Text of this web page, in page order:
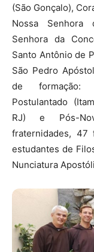
(São Gonçalo),
Nossa Senhora
Senhora da
Santo Antônio de
São Pedro
de formação:
Postulantado
RJ) e Pós-
fraternidades, 47
estudantes de
Nunciatura